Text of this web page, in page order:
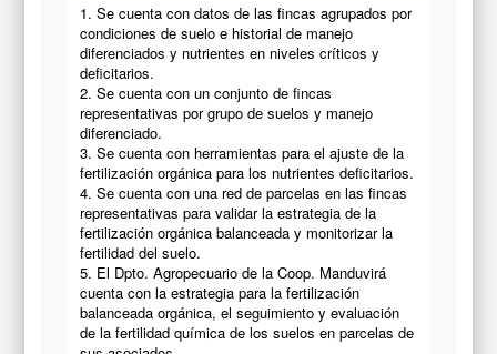
1. Se cuenta con datos de las fincas agrupados por
condiciones de suelo e historial de manejo
diferenciados y nutrientes en niveles críticos y
deficitarios.
2. Se cuenta con un conjunto de fincas
representativas por grupo de suelos y manejo
diferenciado.
3. Se cuenta con herramientas para el ajuste de la
fertilización orgánica para los nutrientes deficitarios.
4. Se cuenta con una red de parcelas en las fincas
representativas para validar la estrategia de la
fertilización orgánica balanceada y monitorizar la
fertilidad del suelo.
5. El Dpto. Agropecuario de la Coop. Manduvirá
cuenta con la estrategia para la fertilización
balanceada orgánica, el seguimiento y evaluación
de la fertilidad química de los suelos en parcelas de